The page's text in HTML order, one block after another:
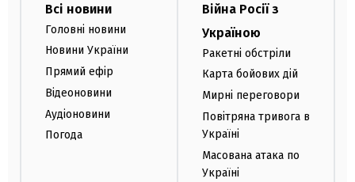
Всі новини
Головні новини
Новини України
Прямий ефір
Відеоновини
Аудіоновини
Погода
Війна Росії з
Україною
Ракетні обстріли
Карта бойових дій
Мирні переговори
Повітряна тривога в
Україні
Масована атака по
Україні